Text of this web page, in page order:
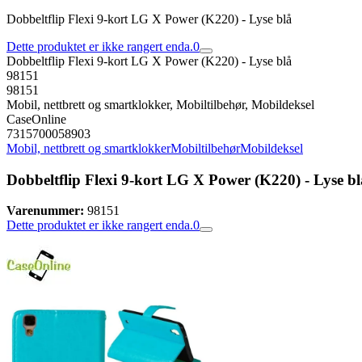
Dobbeltflip Flexi 9-kort LG X Power (K220) - Lyse blå
Dette produktet er ikke rangert enda.0
Dobbeltflip Flexi 9-kort LG X Power (K220) - Lyse blå
98151
98151
Mobil, nettbrett og smartklokker, Mobiltilbehør, Mobildeksel
CaseOnline
7315700058903
Mobil, nettbrett og smartklokkerMobiltilbehørMobildeksel
Dobbeltflip Flexi 9-kort LG X Power (K220) - Lyse
Varenummer: 98151
Dette produktet er ikke rangert enda.0